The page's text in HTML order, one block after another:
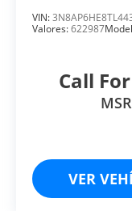
VIN:
Valores:622987
Call
VER